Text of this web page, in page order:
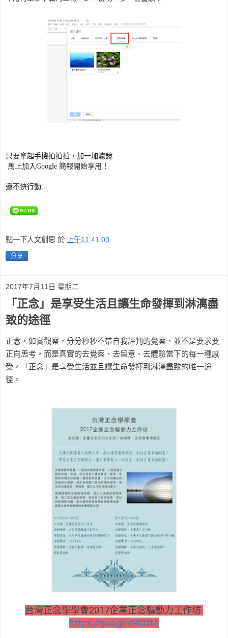
只要拿起手機拍拍拍，加一加濾鏡
馬上加入Google 簡報開始享用！
還不快行動...
點一下人文創思 於 上午11:41:00
分享
2017年7月11日 星期二
「正念」是享受生活且讓生命發揮到淋漓盡
致的途徑
正念，如實觀察，分分秒秒不帶自我評判的覺察，並不是要求要
正向思考，而是真實的去覺察、去留意、去體驗當下的每一種感
受，「正念」是享受生活並且讓生命發揮到淋漓盡致的唯一途
徑。
台灣正念學學會2017企業正念驅動力工作坊
https://goo.gl/d9CDtA